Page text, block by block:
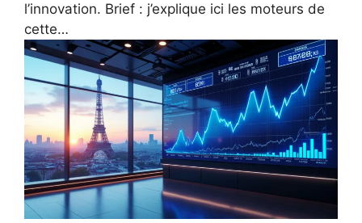
l’innovation. Brief : j’explique ici les moteurs de
cette…